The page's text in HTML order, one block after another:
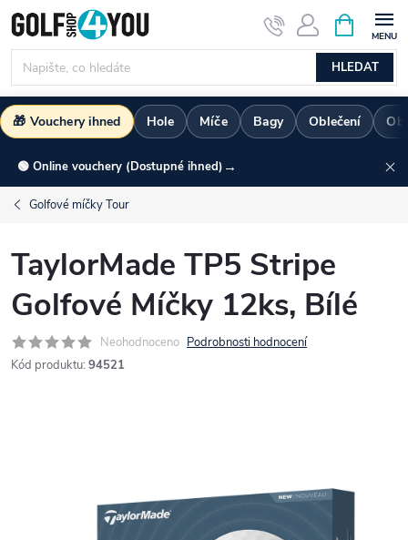
Přejít
na
obsah
HLEDAT
NÁKUPNÍ
KOŠÍK
🎁 Vouchery ihned Hole Míče Bagy Oblečení
🟢 Online vouchery (Dostupné ihned) →
Golfové míčky Tour
TaylorMade TP5 Stripe
Golfové Míčky 12ks, Bílé
Neohodnoceno Podrobnosti hodnocení
Kód produktu: 94521